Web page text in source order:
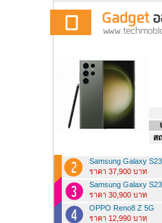
ส
Samsung Galaxy
ราคา 37,900 บาท
Samsung Galaxy S23
ราคา 30,900 บาท
OPPO Reno8 Z 5G
ราคา 12,990 บาท